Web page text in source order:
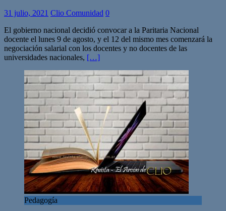
31 julio, 2021 Clio Comunidad 0
El gobierno nacional decidió convocar a la Paritaria Nacional
docente el lunes 9 de agosto, y el 12 del mismo mes comenzará la
negociación salarial con los docentes y no docentes de las
universidades nacionales, […]
Pedagogía